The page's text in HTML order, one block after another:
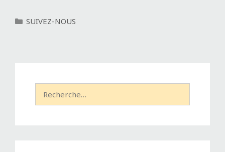
C
SUIVEZ-NOUS